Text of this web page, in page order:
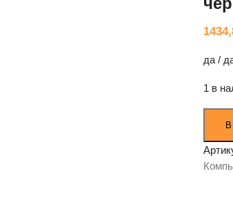
да /
1 в
IP-
В